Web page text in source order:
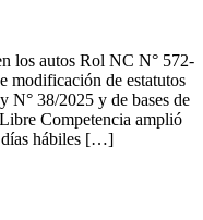
los autos Rol NC N° 572-
modificación de estatutos
N° 38/2025 y de bases de
Competencia amplió
días hábiles […]